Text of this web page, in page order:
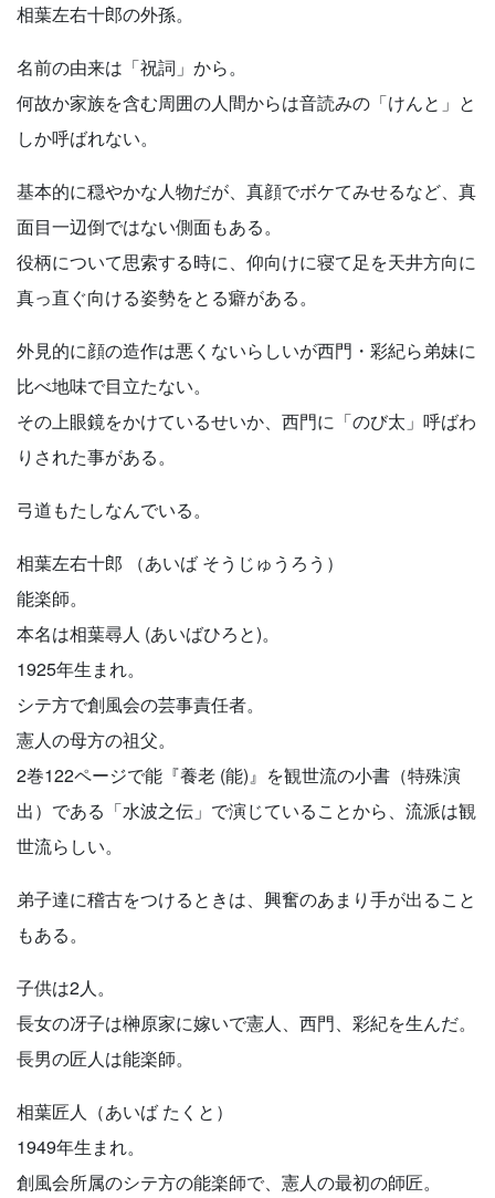
相葉左右十郎の外孫。
名前の由来は「祝詞」から。
何故か家族を含む周囲の人間からは音読みの「けんと」と
しか呼ばれない。
基本的に穏やかな人物だが、真顔でボケてみせるなど、真
面目一辺倒ではない側面もある。
役柄について思索する時に、仰向けに寝て足を天井方向に
真っ直ぐ向ける姿勢をとる癖がある。
外見的に顔の造作は悪くないらしいが西門・彩紀ら弟妹に
比べ地味で目立たない。
その上眼鏡をかけているせいか、西門に「のび太」呼ばわ
りされた事がある。
弓道もたしなんでいる。
相葉左右十郎 （あいば そうじゅうろう）
能楽師。
本名は相葉尋人 (あいばひろと)。
1925年生まれ。
シテ方で創風会の芸事責任者。
憲人の母方の祖父。
2巻122ページで能『養老 (能)』を観世流の小書（特殊演
出）である「水波之伝」で演じていることから、流派は観
世流らしい。
弟子達に稽古をつけるときは、興奮のあまり手が出ること
もある。
子供は2人。
長女の冴子は榊原家に嫁いで憲人、西門、彩紀を生んだ。
長男の匠人は能楽師。
相葉匠人（あいば たくと）
1949年生まれ。
創風会所属のシテ方の能楽師で、憲人の最初の師匠。